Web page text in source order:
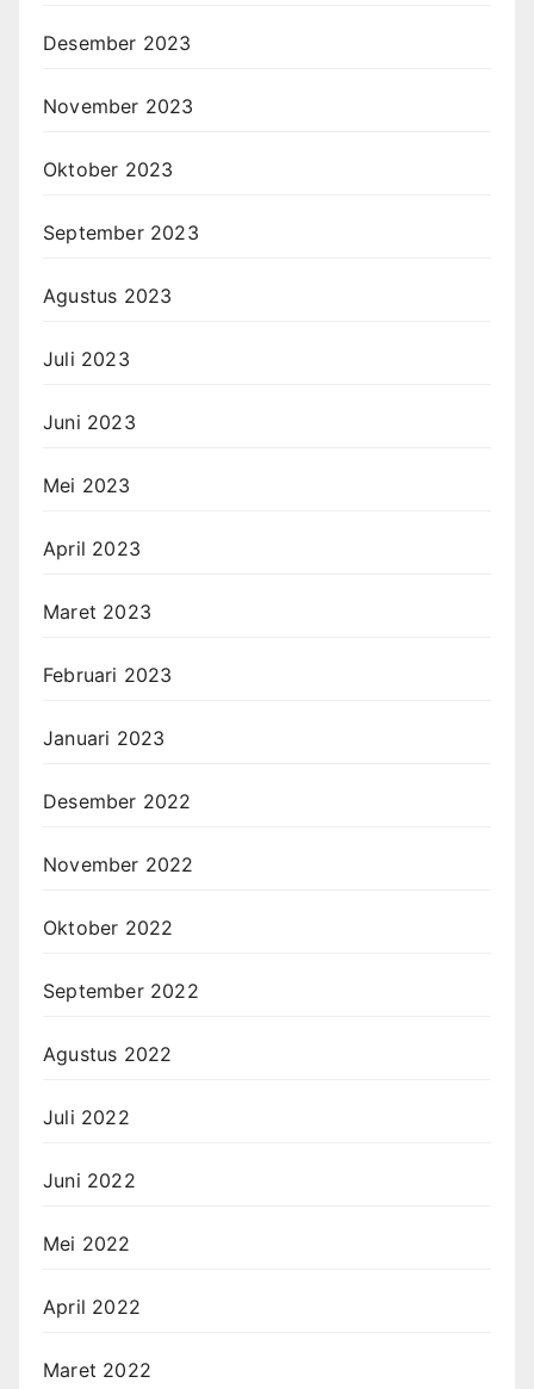
Desember 2023
November 2023
Oktober 2023
September 2023
Agustus 2023
Juli 2023
Juni 2023
Mei 2023
April 2023
Maret 2023
Februari 2023
Januari 2023
Desember 2022
November 2022
Oktober 2022
September 2022
Agustus 2022
Juli 2022
Juni 2022
Mei 2022
April 2022
Maret 2022